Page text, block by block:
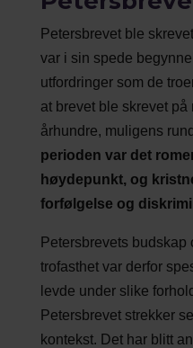
Petersbrevet ble
var i sin spede
utfordringer som de
at brevet ble skrevet på
århundre, muligens
perioden var det
høydepunkt, og
forfølgelse og
Petersbrevets budskap
trofasthet var derfor
levde under slike
Petersbrevet strekker
kontekst. Det har blitt